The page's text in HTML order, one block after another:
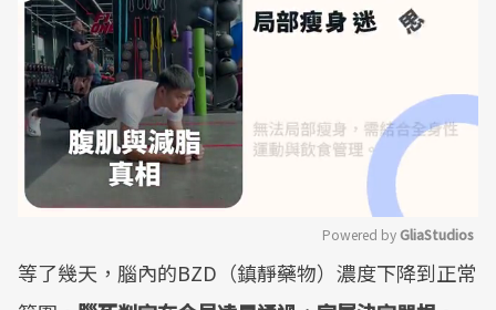
Mute
Powered by GliaStudios
等了幾天，腦內的BZD（鎮靜藥物）濃度下降到正常